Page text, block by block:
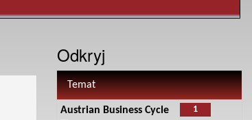
Odkryj
Temat
1
Austrian Business Cycle